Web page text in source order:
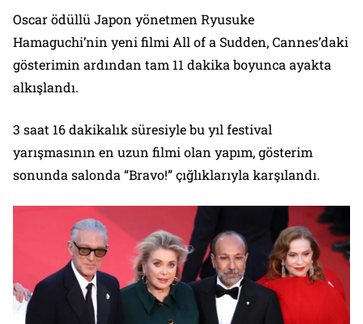
Oscar ödüllü Japon yönetmen Ryusuke
Hamaguchi’nin yeni filmi All of a Sudden, Cannes’daki
gösterimin ardından tam 11 dakika boyunca ayakta
alkışlandı.
3 saat 16 dakikalık süresiyle bu yıl festival
yarışmasının en uzun filmi olan yapım, gösterim
sonunda salonda “Bravo!” çığlıklarıyla karşılandı.